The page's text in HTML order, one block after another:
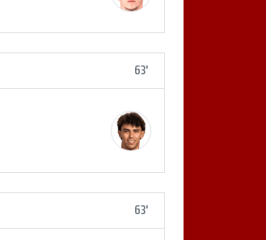
63'
63'